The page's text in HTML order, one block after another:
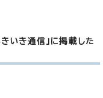
いき通信」に掲載した